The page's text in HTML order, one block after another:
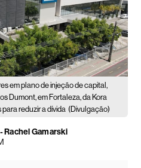
em plano de injeção de capital,
Dumont, em Fortaleza, da Kora
reduzir a dívida (Divulgação)
Rachel Gamarski